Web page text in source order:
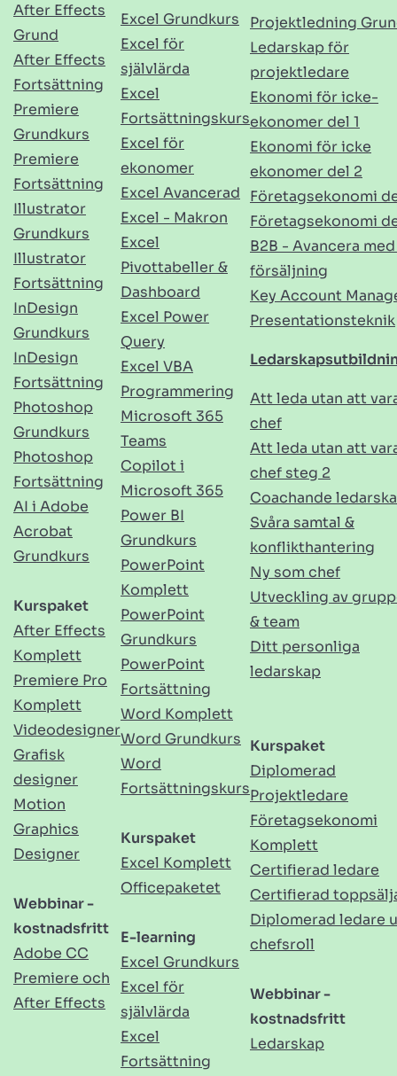
After Effects
Grund
After Effects
Fortsättning
Premiere
Grundkurs
Premiere
Fortsättning
Illustrator
Grundkurs
Illustrator
Fortsättning
InDesign
Grundkurs
InDesign
Fortsättning
Photoshop
Grundkurs
Photoshop
Fortsättning
AI i Adobe
Acrobat
Grundkurs
Kurspaket
After Effects
Komplett
Premiere Pro
Komplett
Videodesigner
Grafisk
designer
Motion
Graphics
Designer
Webbinar -
kostnadsfritt
Adobe CC
Premiere och
After Effects
Excel Grundkurs
Excel för
självlärda
Excel
Fortsättningskurs
Excel för
ekonomer
Excel Avancerad
Excel - Makron
Excel
Pivottabeller &
Dashboard
Excel Power
Query
Excel VBA
Programmering
Microsoft 365
Teams
Copilot i
Microsoft 365
Power BI
Grundkurs
PowerPoint
Komplett
PowerPoint
Grundkurs
PowerPoint
Fortsättning
Word Komplett
Word Grundkurs
Word
Fortsättningskurs
Kurspaket
Excel Komplett
Officepaketet
E-learning
Excel Grundkurs
Excel för
självlärda
Excel
Fortsättning
Projektledning
Ledarskap för
projektledare
Ekonomi för icke-
ekonomer del 1
Ekonomi för icke
ekonomer del 2
Företagsekonomi
Företagsekonomi
B2B - Avancera
försäljning
Key Account
Presentationsteknik
Att leda utan att
chef
Att leda utan att
chef steg 2
Coachande
Svåra samtal &
konflikthantering
Ny som chef
Utveckling av
& team
Ditt personliga
ledarskap
Kurspaket
Diplomerad
Projektledare
Företagsekonomi
Komplett
Certifierad ledare
Certifierad
Diplomerad ledare
chefsroll
Webbinar -
kostnadsfritt
Ledarskap